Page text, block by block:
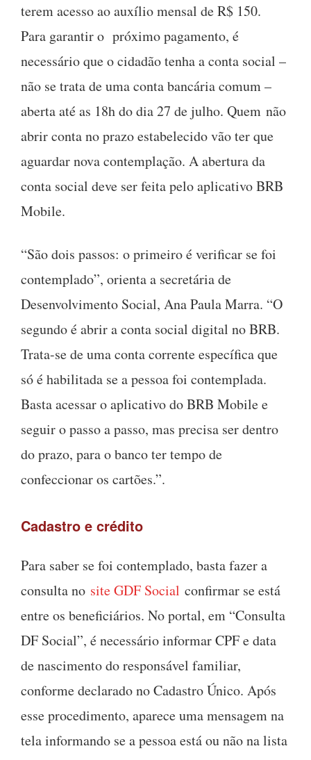
terem acesso ao auxílio mensal de R$ 150.
Para garantir o próximo pagamento, é
necessário que o cidadão tenha a conta social –
não se trata de uma conta bancária comum –
aberta até as 18h do dia 27 de julho. Quem não
abrir conta no prazo estabelecido vão ter que
aguardar nova contemplação. ‌A abertura da
conta social deve ser feita pelo aplicativo BRB
Mobile.
“São dois passos: o primeiro é verificar se foi
contemplado”, orienta a secretária de
Desenvolvimento Social, Ana Paula Marra. “O
segundo é abrir a conta social digital no BRB.
Trata-se de uma conta corrente específica que
só é habilitada se a pessoa foi contemplada.
Basta acessar o aplicativo do BRB Mobile e
seguir o passo a passo, mas precisa ser dentro
do prazo, para o banco ter tempo de
confeccionar os cartões.”.
Cadastro e crédito
Para saber se foi contemplado, basta fazer a
consulta no site GDF Social confirmar se está
entre os beneficiários. No portal, em “Consulta
DF Social”, é necessário informar CPF e data
de nascimento do responsável familiar,
conforme declarado no Cadastro Único. Após
esse procedimento, aparece uma mensagem na
tela informando se a pessoa está ou não na lista